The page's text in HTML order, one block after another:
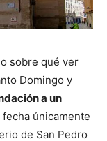
sobre qué ver
Domingo y
a un
fecha únicamente
de San Pedro